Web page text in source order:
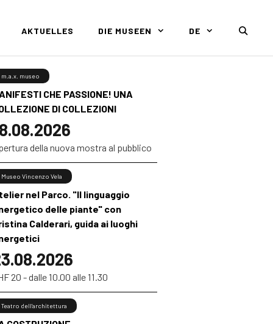
AKTUELLES DIE MUSEEN DE
CHE PASSIONE! UNA
DI COLLEZIONI
m.a.x. museo
della nuova mostra al pubblico
nel Parco. "Il linguaggio
delle piante" con
Calderari, guida ai luoghi
Museo Vincenzo Vela
20 - dalle 10.00 alle 11.30
Teatro dell’architettura